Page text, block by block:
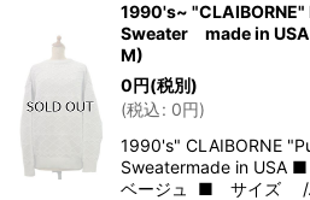
1990's~
Sweater made in
M)
0円(税別)
(税込: 0円)
1990's" CLAIBORNE
Sweatermade in
ベージュ ■ サイズ